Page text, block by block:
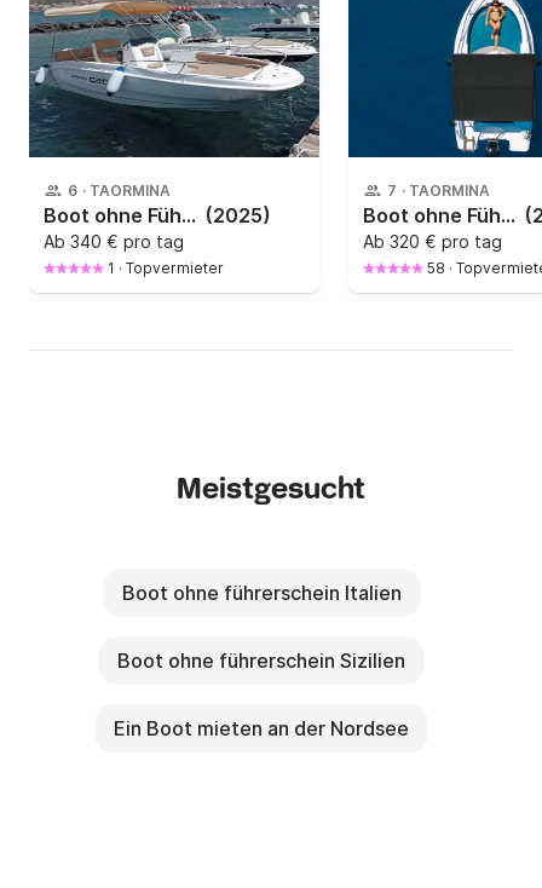
6 · TAORMINA
Boot ohne Führerschein Q-barqa Q-barqa 40PS (2025)
Ab 340 € pro tag
1 · Topvermieter
7 · TAORMINA
Boot ohne Führerschein Blumax 19 Pro Blumax 19 Pro 40PS
Ab 320 € pro tag
58 ·
Meistgesucht
Boot ohne führerschein Italien
Boot ohne führerschein Sizilien
Ein Boot mieten an der Nordsee